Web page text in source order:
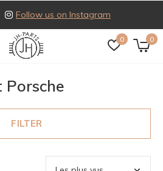
0 0
us on Instagram
Porsche
FILTER